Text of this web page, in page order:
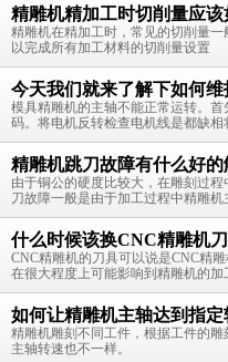
精雕机精加工时切削量应该
精雕机在精加工时，常见的切削量
以完成所有加工材料的切削量设置
今天我们就来了解下如何
模具精雕机的主轴不能正常运转。
码。将电机反转检查电机线是都缺
精雕机跳刀故障有什么好
由于铜公的硬度比较大，在雕刻过
刀故障一般是由于加工过程中精雕机
什么时候该换CNC精雕机刀
CNC精雕机的刀具可以说是CNC精
在很大程度上可能影响到精雕机的加
如何让精雕机主轴达到指定
精雕机雕刻不同工件，根据工件的
主轴转速也不一样。